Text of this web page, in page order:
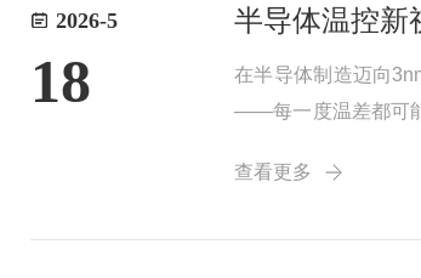
2026-5
18
半导体温控新
在半导体制造迈向
——每一度温差都可能
查看更多